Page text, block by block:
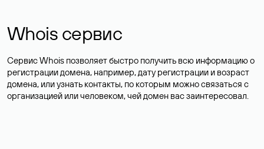
Whois сервис
Сервис Whois позволяет быстро получить всю информацию о
регистрации домена, например, дату регистрации и возраст
домена, или узнать контакты, по которым можно связаться с
организацией или человеком, чей домен вас заинтересовал.